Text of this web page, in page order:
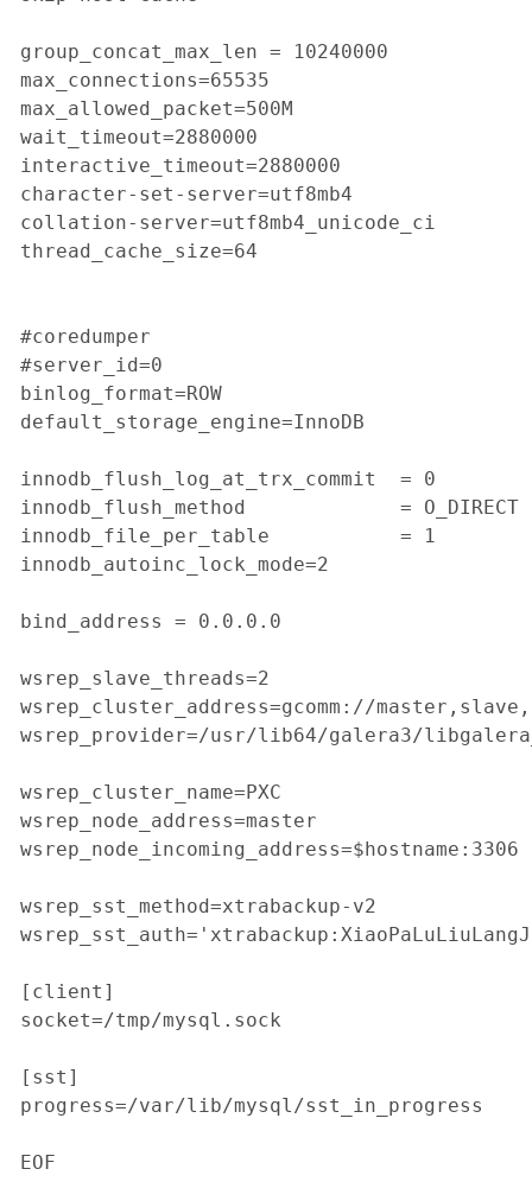
group_concat_max_len = 10240000
max_connections=65535
max_allowed_packet=500M
wait_timeout=2880000
interactive_timeout=2880000
character-set-server=utf8mb4
collation-server=utf8mb4_unicode_ci
thread_cache_size=64
#coredumper
#server_id=0
binlog_format=ROW
default_storage_engine=InnoDB
innodb_flush_log_at_trx_commit  = 0
innodb_flush_method             = O_DIRECT
innodb_file_per_table           = 1
innodb_autoinc_lock_mode=2
bind_address = 0.0.0.0
wsrep_slave_threads=2
wsrep_cluster_address=gcomm://
wsrep_provider=/usr/lib64/galera3/
wsrep_cluster_name=PXC
wsrep_node_address=master
wsrep_node_incoming_address=$hostname:3306
wsrep_sst_method=xtrabackup-v2
[client]
socket=/tmp/mysql.sock
[sst]
progress=/var/lib/mysql/sst_in_progress
EOF